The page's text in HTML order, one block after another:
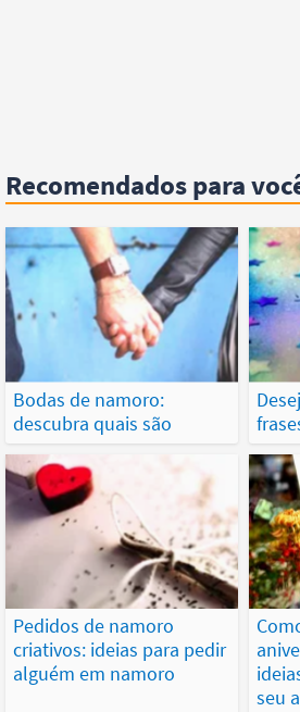
Recomendados para
Bodas de namoro:
descubra quais são
Pedidos de namoro
criativos: ideias para pedir
alguém em namoro
seu